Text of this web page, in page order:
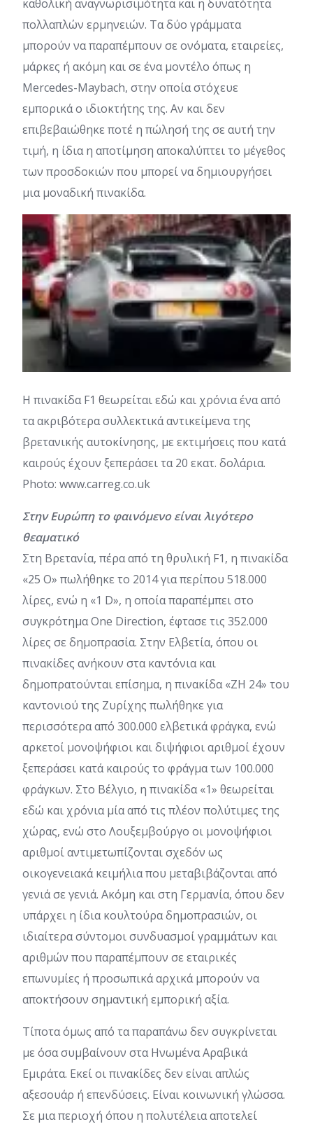
καθολική αναγνωρισιμότητα και η δυνατότητα
πολλαπλών ερμηνειών. Τα δύο γράμματα
μπορούν να παραπέμπουν σε ονόματα, εταιρείες,
μάρκες ή ακόμη και σε ένα μοντέλο όπως η
Mercedes-Maybach, στην οποία στόχευε
εμπορικά ο ιδιοκτήτης της. Αν και δεν
επιβεβαιώθηκε ποτέ η πώλησή της σε αυτή την
τιμή, η ίδια η αποτίμηση αποκαλύπτει το μέγεθος
των προσδοκιών που μπορεί να δημιουργήσει
μια μοναδική πινακίδα.
H πινακίδα F1 θεωρείται εδώ και χρόνια ένα από
τα ακριβότερα συλλεκτικά αντικείμενα της
βρετανικής αυτοκίνησης, με εκτιμήσεις που κατά
καιρούς έχουν ξεπεράσει τα 20 εκατ. δολάρια.
Photo: www.carreg.co.uk
Στην Ευρώπη το φαινόμενο είναι λιγότερο
θεαματικό
Στη Βρετανία, πέρα από τη θρυλική F1, η πινακίδα
«25 O» πωλήθηκε το 2014 για περίπου 518.000
λίρες, ενώ η «1 D», η οποία παραπέμπει στο
συγκρότημα One Direction, έφτασε τις 352.000
λίρες σε δημοπρασία. Στην Ελβετία, όπου οι
πινακίδες ανήκουν στα καντόνια και
δημοπρατούνται επίσημα, η πινακίδα «ZH 24» του
καντονιού της Ζυρίχης πωλήθηκε για
περισσότερα από 300.000 ελβετικά φράγκα, ενώ
αρκετοί μονοψήφιοι και διψήφιοι αριθμοί έχουν
ξεπεράσει κατά καιρούς το φράγμα των 100.000
φράγκων. Στο Βέλγιο, η πινακίδα «1» θεωρείται
εδώ και χρόνια μία από τις πλέον πολύτιμες της
χώρας, ενώ στο Λουξεμβούργο οι μονοψήφιοι
αριθμοί αντιμετωπίζονται σχεδόν ως
οικογενειακά κειμήλια που μεταβιβάζονται από
γενιά σε γενιά. Ακόμη και στη Γερμανία, όπου δεν
υπάρχει η ίδια κουλτούρα δημοπρασιών, οι
ιδιαίτερα σύντομοι συνδυασμοί γραμμάτων και
αριθμών που παραπέμπουν σε εταιρικές
επωνυμίες ή προσωπικά αρχικά μπορούν να
αποκτήσουν σημαντική εμπορική αξία.
Τίποτα όμως από τα παραπάνω δεν συγκρίνεται
με όσα συμβαίνουν στα Ηνωμένα Αραβικά
Εμιράτα. Εκεί οι πινακίδες δεν είναι απλώς
αξεσουάρ ή επενδύσεις. Είναι κοινωνική γλώσσα.
Σε μια περιοχή όπου η πολυτέλεια αποτελεί